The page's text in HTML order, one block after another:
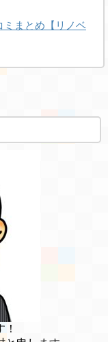
ミまとめ【リノベ